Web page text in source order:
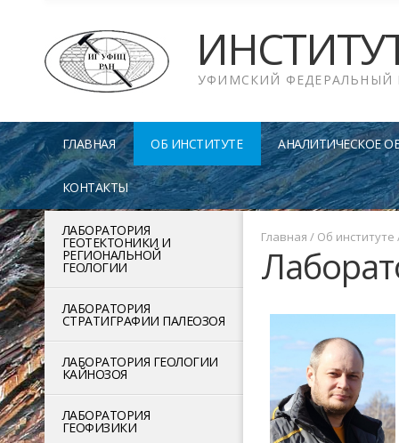
УФИМСКИЙ ФЕДЕРАЛЬНЫЙ
ГЛАВНАЯ ОБ ИНСТИТУТЕ АНАЛИТИЧЕСКОЕ
КОНТАКТЫ
ЛАБОРАТОРИЯ
ГЕОТЕКТОНИКИ И
РЕГИОНАЛЬНОЙ
ГЕОЛОГИИ
ЛАБОРАТОРИЯ
СТРАТИГРАФИИ ПАЛЕОЗОЯ
ЛАБОРАТОРИЯ ГЕОЛОГИИ
КАЙНОЗОЯ
ЛАБОРАТОРИЯ
ГЕОФИЗИКИ
Главная / Об институте